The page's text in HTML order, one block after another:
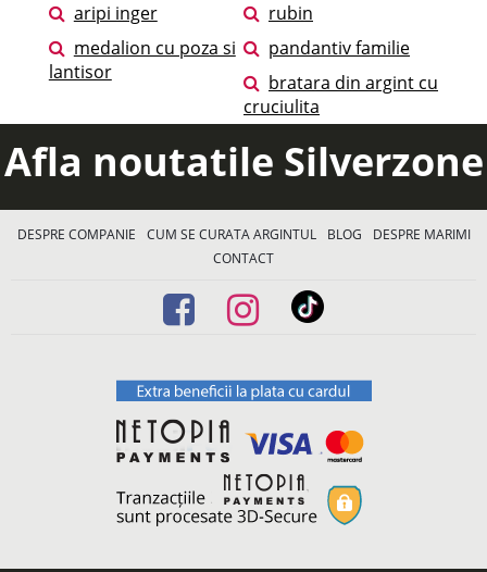
aripi inger
rubin
medalion cu poza si
lantisor
pandantiv familie
bratara din argint cu
cruciulita
Afla noutatile Silverzone
DESPRE COMPANIE CUM SE CURATA ARGINTUL BLOG
DESPRE MARIMI
CONTACT